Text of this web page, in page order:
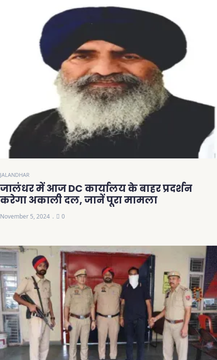
JALANDHAR
जालंधर में आज DC कार्यालय के बाहर प्रदर्शन
करेगा अकाली दल, जानें पूरा मामला
November 5, 2024 0